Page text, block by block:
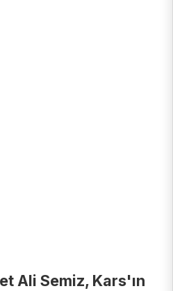
Ali Semiz, Kars'ın